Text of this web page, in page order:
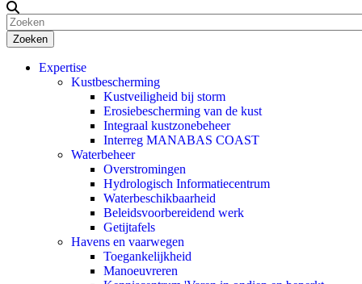
Zoeken
Expertise
Kustbescherming
Kustveiligheid bij storm
Erosiebescherming van de kust
Integraal kustzonebeheer
Interreg MANABAS COAST
Waterbeheer
Overstromingen
Hydrologisch Informatiecentrum
Waterbeschikbaarheid
Beleidsvoorbereidend werk
Getijtafels
Havens en vaarwegen
Toegankelijkheid
Manoeuvreren